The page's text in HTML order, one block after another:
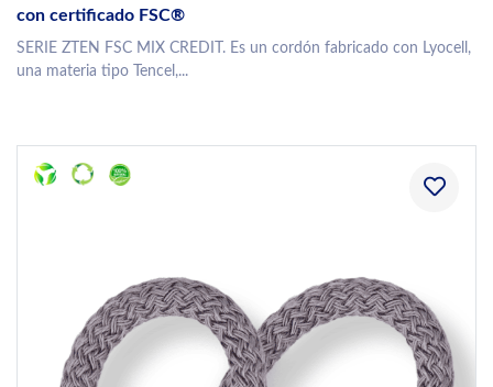
con certificado FSC®
SERIE ZTEN FSC MIX CREDIT. Es un cordón fabricado con Lyocell,
una materia tipo Tencel,...